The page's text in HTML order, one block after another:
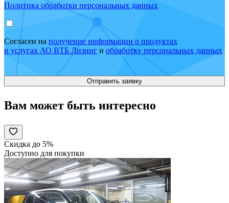
Политика обработки персональных данных
Согласен на получение информации о продуктах
и услугах АО ВТБ Лизинг и обработку персональных данных
Вам может быть интересно
Скидка до 5%
Доступно для покупки